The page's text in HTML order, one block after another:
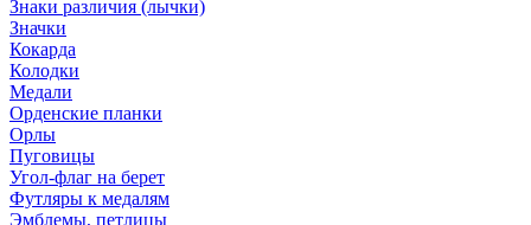
Знаки различия (лычки)
Значки
Кокарда
Колодки
Медали
Орденские планки
Орлы
Пуговицы
Угол-флаг на берет
Футляры к медалям
Эмблемы, петлицы